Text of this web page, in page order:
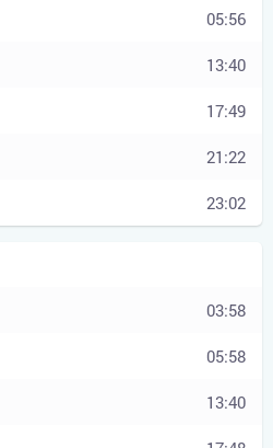
05:56
13:40
17:49
21:22
23:02
03:58
05:58
13:40